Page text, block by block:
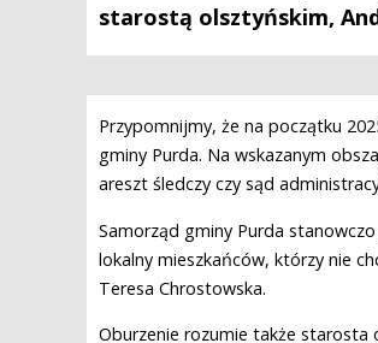
starostą olsztyńskim,
Przypomnijmy, że na początku
gminy Purda. Na wskazanym
areszt śledczy czy sąd
Samorząd gminy Purda
lokalny mieszkańców, którzy nie
Teresa Chrostowska.
Oburzenie rozumie także